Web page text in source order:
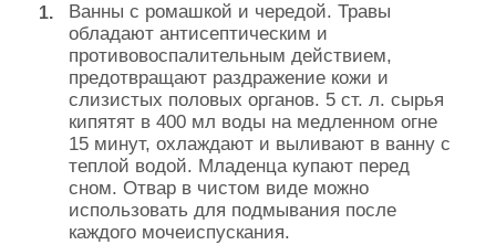
Ванны с ромашкой и чередой. Травы
обладают антисептическим и
противовоспалительным действием,
предотвращают раздражение кожи и
слизистых половых органов. 5 ст. л. сырья
кипятят в 400 мл воды на медленном огне
15 минут, охлаждают и выливают в ванну с
теплой водой. Младенца купают перед
сном. Отвар в чистом виде можно
использовать для подмывания после
каждого мочеиспускания.